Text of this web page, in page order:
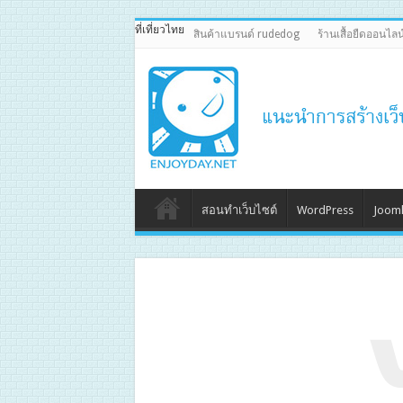
ที่เที่ยวไทย สินค้าแบรนด์ rudedog ร้านเสื้อยืดออนไล
สอนทำเว็บไซต์ WordPress